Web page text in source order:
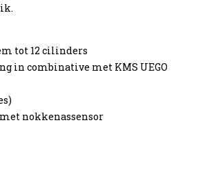
tot 12 cilinders
in combinative met KMS UEGO
nokkenassensor